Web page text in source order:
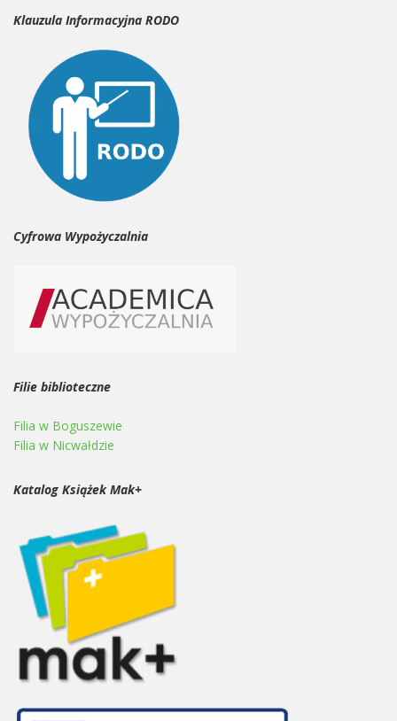
Klauzula Informacyjna RODO
Cyfrowa Wypożyczalnia
Filie biblioteczne
Filia w Boguszewie
Filia w Nicwałdzie
Katalog Książek Mak+